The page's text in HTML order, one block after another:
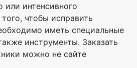
или интенсивного
чтобы исправить
иметь специальные
инструменты. Заказать
можно не сайте